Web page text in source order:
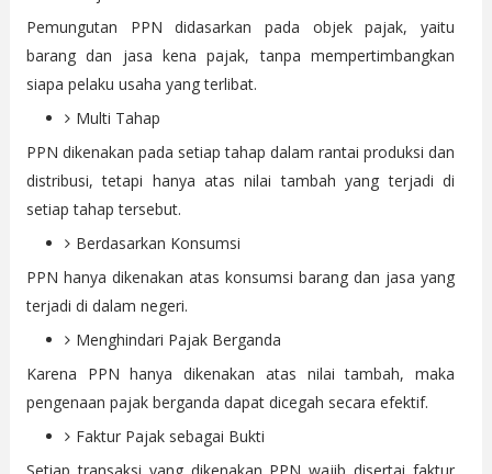
Pemungutan PPN didasarkan pada objek pajak, yaitu
barang dan jasa kena pajak, tanpa mempertimbangkan
siapa pelaku usaha yang terlibat.
Multi Tahap
PPN dikenakan pada setiap tahap dalam rantai produksi dan
distribusi, tetapi hanya atas nilai tambah yang terjadi di
setiap tahap tersebut.
Berdasarkan Konsumsi
PPN hanya dikenakan atas konsumsi barang dan jasa yang
terjadi di dalam negeri.
Menghindari Pajak Berganda
Karena PPN hanya dikenakan atas nilai tambah, maka
pengenaan pajak berganda dapat dicegah secara efektif.
Faktur Pajak sebagai Bukti